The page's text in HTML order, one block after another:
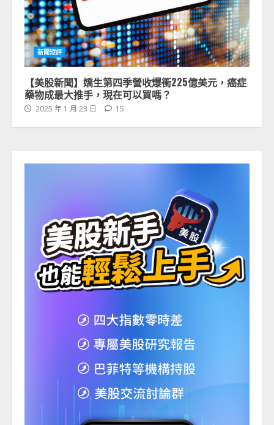
新聞短評
【美股新聞】嬌生第四季營收爆衝225億美元，癌症
藥物成最大推手，現在可以買嗎？
2025 年 1 月 23 日 15